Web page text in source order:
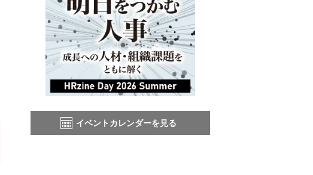
イベントカレンダーを見る